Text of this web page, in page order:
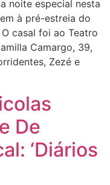
noite especial nesta
à pré-estreia do
casal foi ao Teatro
Camargo, 39,
Zezé e
De
‘Diários